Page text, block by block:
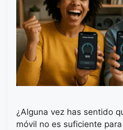
¿Alguna vez has sentido
móvil no es suficiente